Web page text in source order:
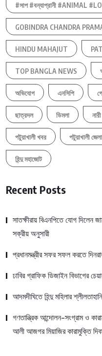
#সাপ #বন্যাপ্রানী #ANIMAL
GOBINDRA CHANDRA
HINDU MAHAJUT
TOP BANGLA NEWS
অভিযোগ এনসিপি
ছাত্রদল ডিমলা নারী
পটুয়াখালী খবর পটুয়াখালী
হিন্দু মহাজোট
Recent Posts
সাতক্ষীরায় বিএনপিতে যোগ দিলেন
সক্রীয় অনুসারী
প্রধানমন্ত্রীর সফর সফল করতে
ঢাবির গ্রাফিক ডিজাইন বিভাগের
আদমদীঘিতে হিন্দু মহিলার
গণতান্ত্রিক আন্দোলন-সংগ্রাম ও
আলী আজগর মিয়াজির কারামুক্তি